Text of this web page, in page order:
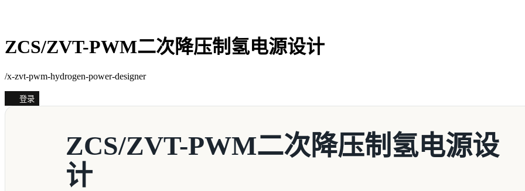
ZCS/ZVT-PWM二次降压制氢电源设计
/x-zvt-pwm-hydrogen-power-designer
登录
ZCS/ZVT-PWM二次降压制氢电源设
计